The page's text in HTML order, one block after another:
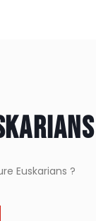
Euskarians ?